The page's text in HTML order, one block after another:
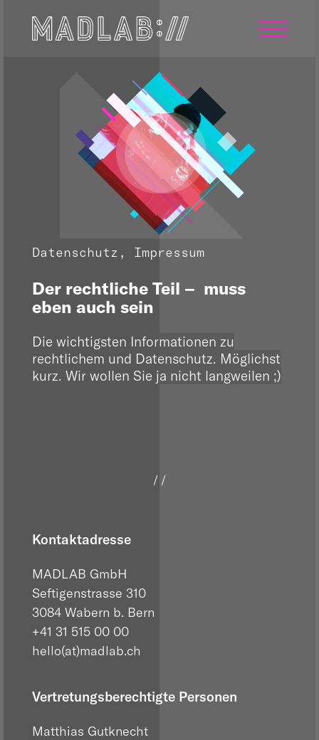
Datenschutz, Impressum
Der rechtliche Teil – muss
eben auch sein
Die wichtigsten Informationen zu
rechtlichem und Datenschutz. Möglichst
kurz. Wir wollen Sie ja nicht langweilen ;)
/ /
Kontaktadresse
MADLAB GmbH
Seftigenstrasse 310
3084 Wabern b. Bern
+41 31 515 00 00
hello(at)madlab.ch
Vertretungsberechtigte Personen
Matthias Gutknecht